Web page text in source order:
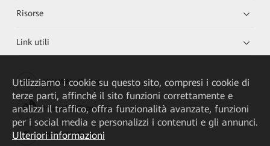
Risorse
Link utili
HUAWEI eKit App
Huawei HiKnow App
HUAWEI eFly App
Utilizziamo i cookie su questo sito, compresi i cookie di
terze parti, affinché il sito funzioni correttamente e
analizzi il traffico, offra funzionalità avanzate, funzioni
per i social media e personalizzi i contenuti e gli annunci.
Ulteriori informazioni